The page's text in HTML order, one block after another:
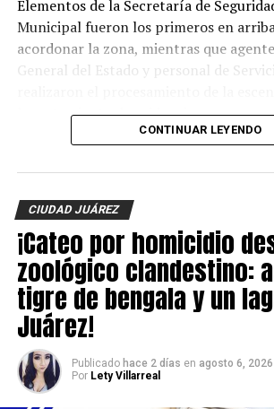
Elementos de la Secretaría de
Municipal fueron los primeros en
acordonar la zona, mientras que
General del Estado y personal de
levantamiento de evidencias.
revelada y las autoridades continúan
investigaciones para esclarecer el móvil
con los responsables.
CONTINUAR LEYENDO
CIUDAD JUÁREZ
¡Cateo por homicidio
zoológico clandestino:
tigre de bengala y un
Juárez!
Publicado hace 2 días en agosto 6, 2026
Por Lety Villarreal